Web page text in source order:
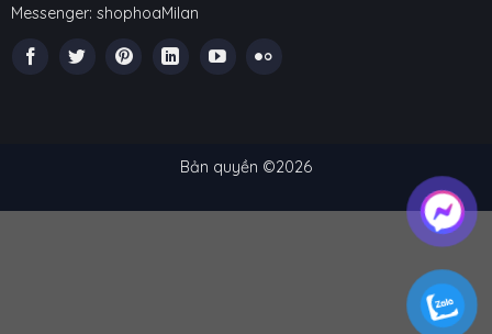
Messenger: shophoaMilan
Bản quyền ©2026